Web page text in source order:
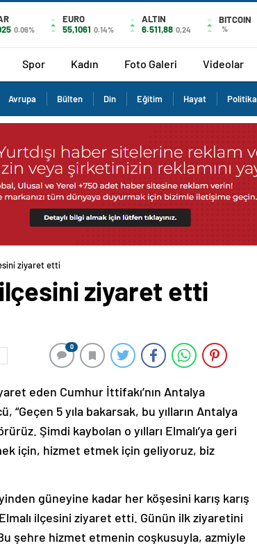
0.06%
EURO
55,1061 0.14%
ALTIN
6.511,88 0,24
BITCOIN
%
Spor Kadın Foto Galeri Videolar
Avrupa Bülten Din Eğitim Hayat Politika
ziyaret etti
ziyaret etti
0
eden Cumhur İttifakı’nın Antalya
“Geçen 5 yıla bakarsak, bu yılların Antalya
Şimdi kaybolan o yılları Elmalı’ya geri
için, hizmet etmek için geliyoruz, biz
güneyine kadar her köşesini karış karış
ilçesini ziyaret etti. Günün ilk ziyaretini
şehre hizmet etmenin coşkusuyla, azmiyle